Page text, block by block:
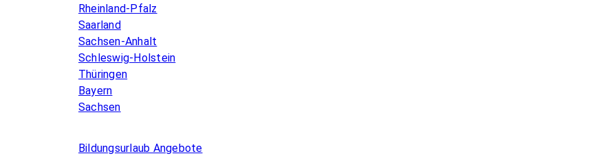
Rheinland-Pfalz
Saarland
Sachsen-Anhalt
Schleswig-Holstein
Thüringen
Bayern
Sachsen
Bildungsurlaub Angebote